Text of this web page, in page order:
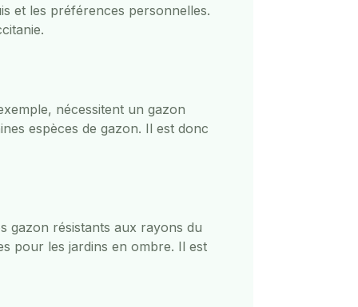
et les préférences personnelles.
nécessitent un gazon
espèces de gazon. Il est donc
gazon résistants aux rayons du
pour les jardins en ombre. Il est